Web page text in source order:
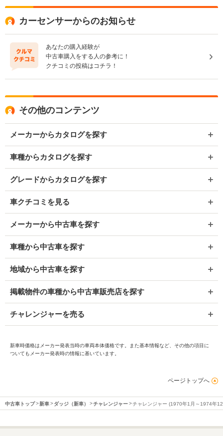
カーセンサーからのお知らせ
あなたの購入経験が
中古車購入をする人の参考に！
クチコミの投稿はコチラ！
その他のコンテンツ
メーカーからカタログを探す
車種からカタログを探す
グレードからカタログを探す
車クチコミを見る
メーカーから中古車を探す
車種から中古車を探す
地域から中古車を探す
掲載物件の車種から中古車販売店を探す
チャレンジャーを売る
新車時価格はメーカー発表当時の車両本体価格です。また基本情報など、その他の項目に
ついてもメーカー発表時の情報に基いています。
ページトップへ
中古車トップ 新車 ダッジ（新車） チャレンジャー チャレンジャー (1970年1月～1974年